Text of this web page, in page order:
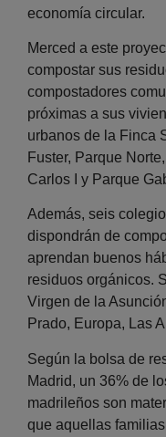
economía circular.
Merced a este
compostar sus
compostadores
próximas a sus
urbanos de la Finca
Fuster, Parque
Carlos I y Parque
Además, seis
dispondrán de
aprendan buenos
residuos orgánicos.
Virgen de la
Prado, Europa, Las
Según la bolsa de
Madrid, un 36% de
madrileños son
que aquellas